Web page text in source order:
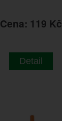
Cena: 119 Kč
Detail